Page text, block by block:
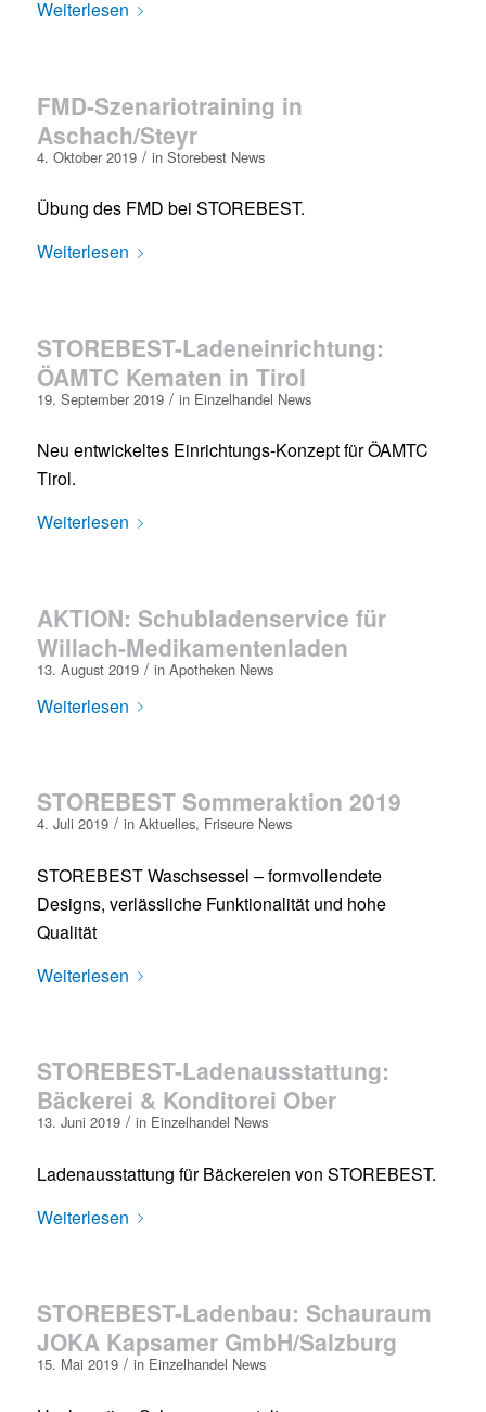
Weiterlesen
FMD-Szenariotraining in
Aschach/Steyr
4. Oktober 2019 / in Storebest News
Übung des FMD bei STOREBEST.
Weiterlesen
STOREBEST-Ladeneinrichtung:
ÖAMTC Kematen in Tirol
19. September 2019 / in Einzelhandel News
Neu entwickeltes Einrichtungs-Konzept für ÖAMTC
Tirol.
Weiterlesen
AKTION: Schubladenservice für
Willach-Medikamentenladen
13. August 2019 / in Apotheken News
Weiterlesen
STOREBEST Sommeraktion 2019
4. Juli 2019 / in Aktuelles, Friseure News
STOREBEST Waschsessel – formvollendete
Designs, verlässliche Funktionalität und hohe
Qualität
Weiterlesen
STOREBEST-Ladenausstattung:
Bäckerei & Konditorei Ober
13. Juni 2019 / in Einzelhandel News
Ladenausstattung für Bäckereien von STOREBEST.
Weiterlesen
STOREBEST-Ladenbau: Schauraum
JOKA Kapsamer GmbH/Salzburg
15. Mai 2019 / in Einzelhandel News